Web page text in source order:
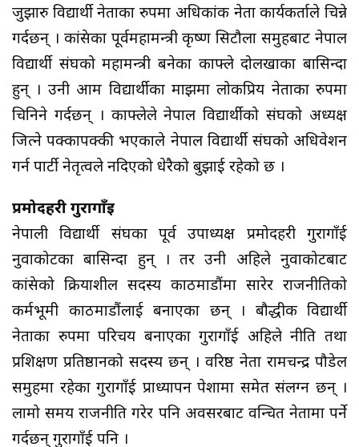
जुझारु विद्यार्थी नेताका रुपमा अधिकांक नेता कार्यकर्ताले चिन्ने
गर्दछन् । कांग्रेसका पूर्वमहामन्त्री कृष्ण सिटौला समुहबाट नेपाल
विद्यार्थी संघको महामन्त्री बनेका काफ्ले दोलखाका बासिन्दा
हुन् । उनी आम विद्यार्थीका माझमा लोकप्रिय नेताका रुपमा
चिनिने गर्दछन् । काफ्लेले नेपाल विद्यार्थीको संघको अध्यक्ष
जित्ने पक्कापक्की भएकाले नेपाल विद्यार्थी संघको अधिवेशन
गर्न पार्टी नेतृत्वले नदिएको धेरैको बुझाई रहेको छ ।
प्रमोदहरी गुरागाँई
नेपाली विद्यार्थी संघका पूर्व उपाध्यक्ष प्रमोदहरी गुरागाँई
नुवाकोटका बासिन्दा हुन् । तर उनी अहिले नुवाकोटबाट
कांग्रेसको क्रियाशील सदस्य काठमाडौंमा सारेर राजनीतिको
कर्मभूमी काठमाडौंलाई बनाएका छन् । बौद्धीक विद्यार्थी
नेताका रुपमा परिचय बनाएका गुरागाँई अहिले नीति तथा
प्रशिक्षण प्रतिष्ठानको सदस्य छन् । वरिष्ठ नेता रामचन्द्र पौडेल
समुहमा रहेका गुरागाँई प्राध्यापन पेशामा समेत संलग्न छन् ।
लामो समय राजनीति गरेर पनि अवसरबाट वन्चित नेतामा पर्ने
गर्दछन् गुरागाँई पनि ।